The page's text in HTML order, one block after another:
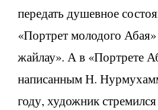
передать душевное
«Портрет молодого
жайлау». А в «Портрете
написанным Н.
году, художник стремился